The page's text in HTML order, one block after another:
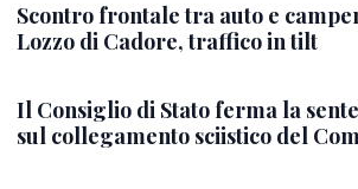
Scontro frontale tra auto e
Lozzo di Cadore, traffico in tilt
Il Consiglio di Stato ferma la
sul collegamento sciistico del